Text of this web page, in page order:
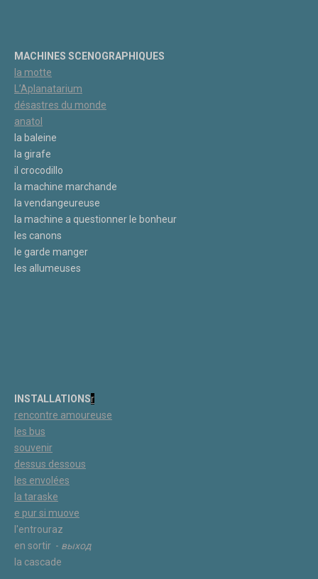
MACHINES SCENOGRAPHIQUES
la motte
L’Aplanatarium
désastres du monde
anatol
la baleine
la girafe
il crocodillo
la machine marchande
la vendangeureuse
la machine a questionner le bonheur
les canons
le garde manger
les allumeuses
INSTALLATIONSr
rencontre amoureuse
les bus
souvenir
dessus dessous
les envolées
la taraske
e pur si muove
l'entrouraz
en sortir - выход
la cascade